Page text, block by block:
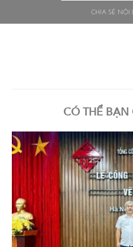
CHIA SẺ NỘI
CÓ THỂ